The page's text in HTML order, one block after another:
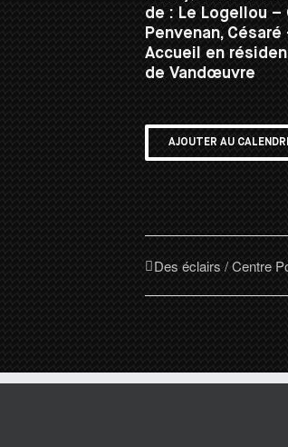
de : Le Logellou
Penvenan,
Accueil en
de Vandœuvre
AJOUTER AU
Des éclairs / Centre